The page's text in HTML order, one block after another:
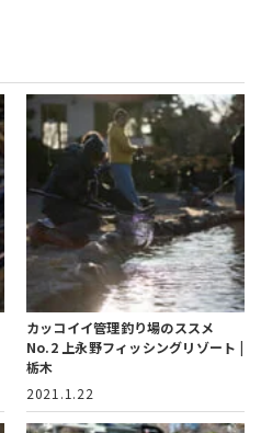
カッコイイ管理釣り場のススメ
No.2 上永野フィッシングリゾート |
栃木
2021.1.22